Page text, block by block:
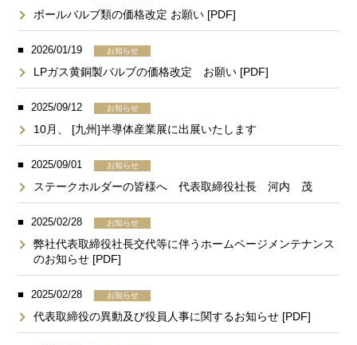
ボールバルブ類の価格改定 お願い [PDF]
2026/01/19 お知らせ
LPガス黄銅製バルブの価格改定 お願い [PDF]
2025/09/12 お知らせ
10月、 [九州]半導体産業展に出展いたします
2025/09/01 お知らせ
ステークホルダーの皆様へ 代表取締役社長 河内 茂
2025/02/28 お知らせ
弊社代表取締役社⻑交代等に伴うホームページメンテナンス
のお知らせ [PDF]
2025/02/28 お知らせ
代表取締役の異動及び役員人事に関するお知らせ [PDF]